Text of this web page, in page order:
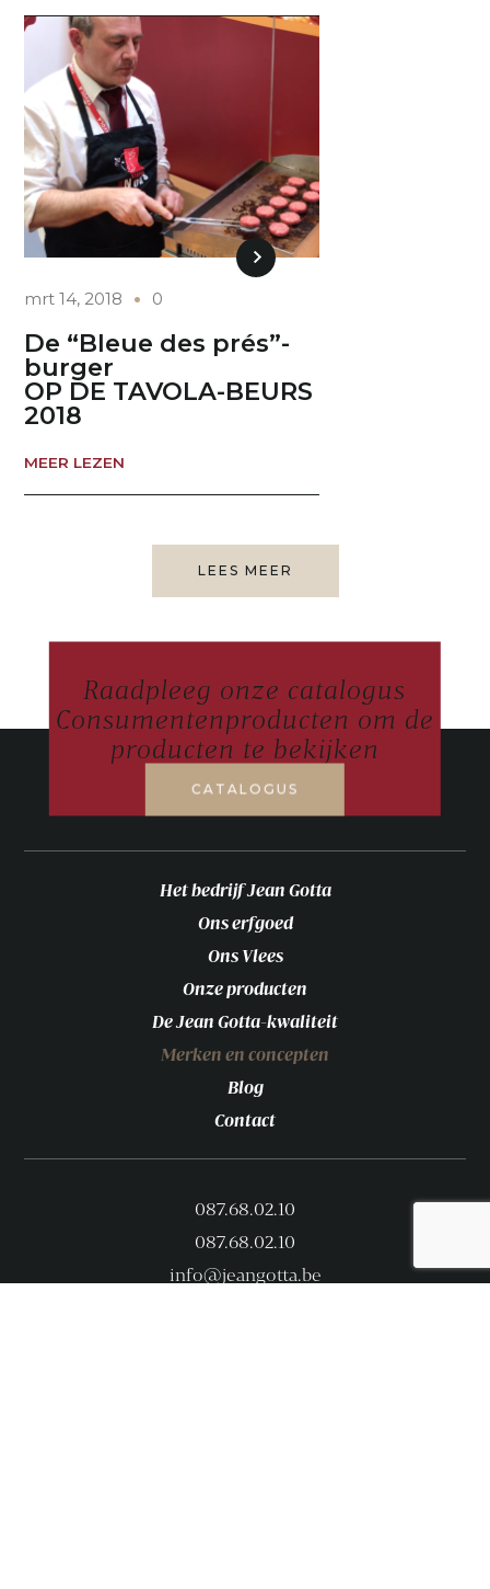
mrt 14, 2018 0
De “Bleue des prés”-
burger
OP DE TAVOLA-BEURS
2018
MEER LEZEN
LEES MEER
Raadpleeg onze catalogus
Consumentenproducten om de
producten te bekijken
CATALOGUS
Het bedrijf Jean Gotta
Ons erfgoed
Ons Vlees
Onze producten
De Jean Gotta-kwaliteit
Merken en concepten
Blog
Contact
087.68.02.10
087.68.02.10
info@jeangotta.be